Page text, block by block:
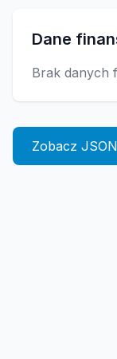
Dane
Brak danych
Zobacz JSON